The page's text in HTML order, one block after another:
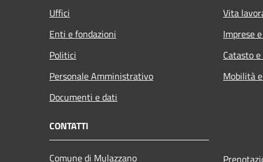
Uffici
Enti e fondazioni
Politici
Personale Amministrativo
Documenti e dati
Vita
Imprese
Catasto
Mobilità
CONTATTI
Comune di Mulazzano